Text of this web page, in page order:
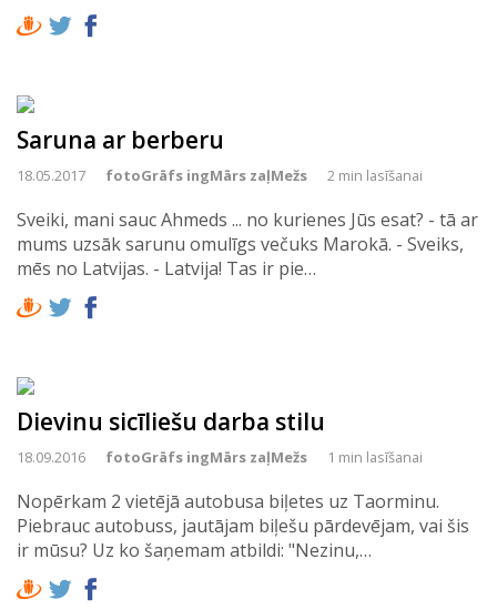
Saruna ar berberu
18.05.2017 fotoGrāfs ingMārs zaļMežs 2 min lasīšanai
Sveiki, mani sauc Ahmeds ... no kurienes Jūs esat? - tā ar
mums uzsāk sarunu omulīgs večuks Marokā. - Sveiks,
mēs no Latvijas. - Latvija! Tas ir pie…
Dievinu sicīliešu darba stilu
18.09.2016 fotoGrāfs ingMārs zaļMežs 1 min lasīšanai
Nopērkam 2 vietējā autobusa biļetes uz Taorminu.
Piebrauc autobuss, jautājam biļešu pārdevējam, vai šis
ir mūsu? Uz ko šaņemam atbildi: "Nezinu,…